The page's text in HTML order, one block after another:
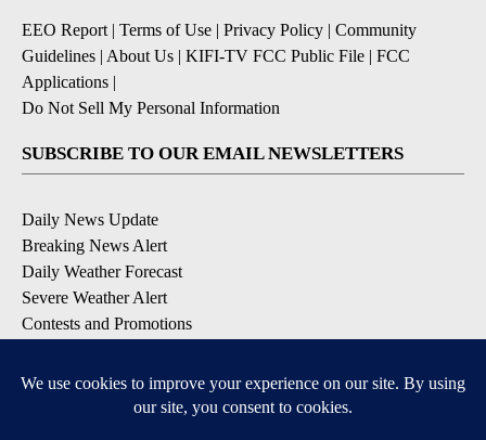
EEO Report| Terms of Use | Privacy Policy | Community
Guidelines | About Us | KIFI-TV FCC Public File | FCC
Applications |
Do Not Sell My Personal Information
SUBSCRIBE TO OUR EMAIL NEWSLETTERS
Daily News Update
Breaking News Alert
Daily Weather Forecast
Severe Weather Alert
Contests and Promotions